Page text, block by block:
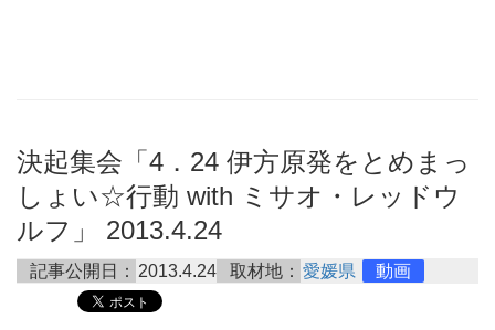
決起集会「4．24 伊方原発をとめまっ
しょい☆行動 with ミサオ・レッドウ
ルフ」 2013.4.24
記事公開日： 2013.4.24 取材地： 愛媛県 動画